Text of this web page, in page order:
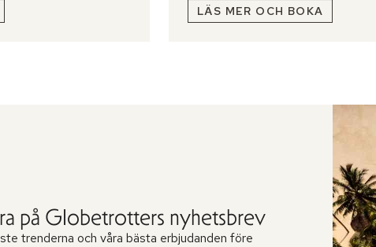
LÄS MER OCH BOKA
på Globetrotters nyhetsbrev
trenderna och våra bästa erbjudanden före